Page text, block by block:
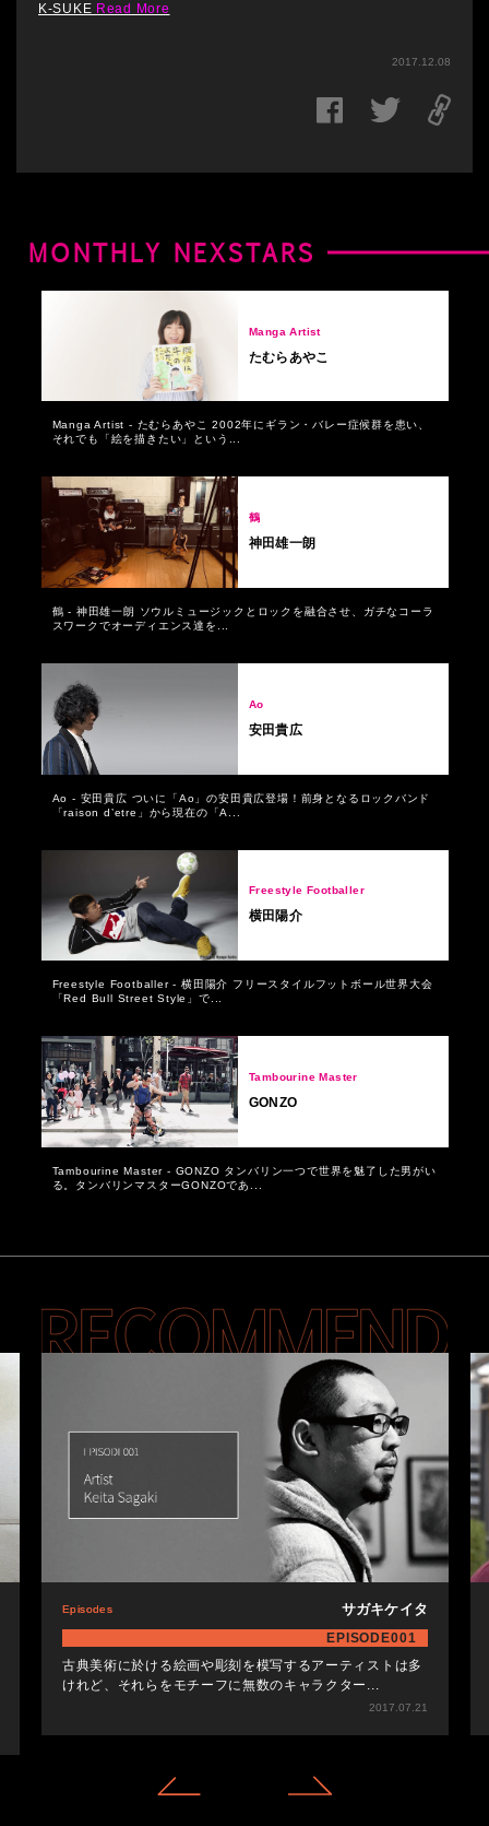
K-SUKE Read More
2017.12.08
MONTHLY NEXSTARS
Manga Artist
たむらあやこ
Manga Artist - たむらあやこ 2002年にギラン・バレー症候群を患い、
それでも「絵を描きたい」という...
鶴
神田雄一朗
鶴 - 神田雄一朗 ソウルミュージックとロックを融合させ、ガチなコーラ
スワークでオーディエンス達を...
Ao
安田貴広
Ao - 安田貴広 ついに「Ao」の安田貴広登場！前身となるロックバンド
「raison d’etre」から現在の「A...
Freestyle Footballer
横田陽介
Freestyle Footballer - 横田陽介 フリースタイルフットボール世界大会
「Red Bull Street Style」で...
Tambourine Master
GONZO
Tambourine Master - GONZO タンバリン一つで世界を魅了した男がい
る。タンバリンマスターGONZOであ...
Episodes サガキケイタ
EPISODE001
古典美術に於ける絵画や彫刻を模写するアーティストは多
けれど、それらをモチーフに無数のキャラクター...
2017.07.21